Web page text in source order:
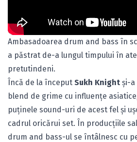
Ambasadoarea drum and bass în
a păstrat de-a lungul timpului în
pretutindeni.
Încă de la început Sukh Knight şi-a
blend de grime cu influenţe
puţinele sound-uri de acest fel şi
cadrul oricărui set. În producţiile
drum and bass-ul se întâlnesc cu